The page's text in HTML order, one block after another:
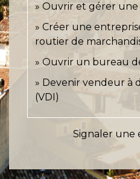
Ouvrir et gérer
Créer une
routier de
Ouvrir un bureau
Devenir vendeur à
(VDI)
Signaler une